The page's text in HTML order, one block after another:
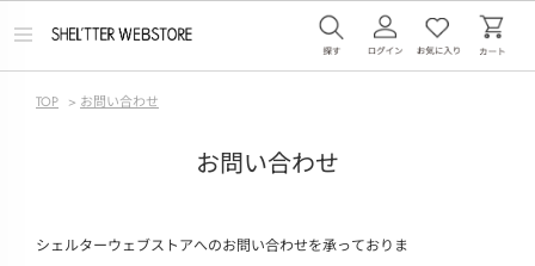
メ
TOP > お問い合わせ
お問い合わせ
シェルターウェブストアへのお問い合わせを承っておりま